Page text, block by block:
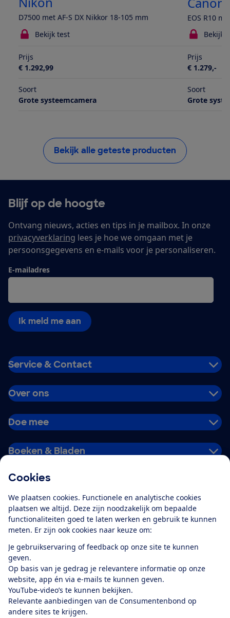
Cookies
We plaatsen cookies. Functionele en analytische cookies
plaatsen we altijd. Deze zijn noodzakelijk om bepaalde
functionaliteiten goed te laten werken en gebruik te kunnen
meten. Er zijn ook cookies naar keuze om:
Je gebruikservaring of feedback op onze site te kunnen
geven.
Op basis van je gedrag je relevantere informatie op onze
website, app én via e-mails te kunnen geven.
YouTube-video’s te kunnen bekijken.
Relevante aanbiedingen van de Consumentenbond op
andere sites te krijgen.
D7500 met AF-S DX Nikkor 18-105 mm
EOS R10
Bekijk test
Bekijk
Prijs
€ 1.292,99
Prijs
€ 1.279,-
Soort
Grote systeemcamera
Soort
Grote
Bekijk alle geteste producten
Blijf op de hoogte
Ontvang nieuws, acties en tips in je mailbox. In onze
privacyverklaring lees je hoe we omgaan met je
persoonsgegevens en e-mails voor je personaliseren.
E-mailadres
Ik meld me aan
Service & Contact
Over ons
Doe mee
Boeken & Bladen
Alles over de
app
Algemene Voorwaarden
Privacyverklaring
Cookiebeleid
Privacyvoorkeuren
Toegankelijkheid